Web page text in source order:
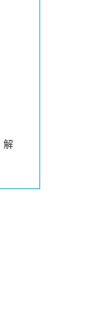
解